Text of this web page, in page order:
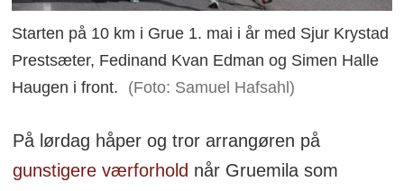
Starten på 10 km i Grue 1. mai i år med Sjur Krystad
Prestsæter, Fedinand Kvan Edman og Simen Halle
Haugen i front.
(Foto: Samuel Hafsahl)
På lørdag håper og tror arrangøren på
gunstigere værforhold når Gruemila som